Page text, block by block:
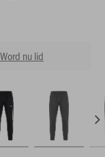
Word nu lid